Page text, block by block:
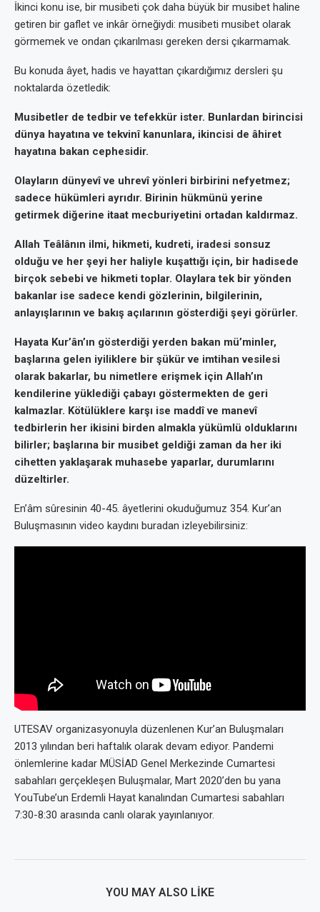
İkinci konu ise, bir musibeti çok daha büyük bir musibet haline
getiren bir gaflet ve inkâr örneğiydi: musibeti musibet olarak
görmemek ve ondan çıkarılması gereken dersi çıkarmamak.
Bu konuda âyet, hadis ve hayattan çıkardığımız dersleri şu
noktalarda özetledik:
Musibetler de tedbir ve tefekkür ister. Bunlardan birincisi
dünya hayatına ve tekvinî kanunlara, ikincisi de âhiret
hayatına bakan cephesidir.
Olayların dünyevî ve uhrevî yönleri birbirini nefyetmez;
sadece hükümleri ayrıdır. Birinin hükmünü yerine
getirmek diğerine itaat mecburiyetini ortadan kaldırmaz.
Allah Teâlânın ilmi, hikmeti, kudreti, iradesi sonsuz
olduğu ve her şeyi her haliyle kuşattığı için, bir hadisede
birçok sebebi ve hikmeti toplar. Olaylara tek bir yönden
bakanlar ise sadece kendi gözlerinin, bilgilerinin,
anlayışlarının ve bakış açılarının gösterdiği şeyi görürler.
Hayata Kur’ân’ın gösterdiği yerden bakan mü’minler,
başlarına gelen iyiliklere bir şükür ve imtihan vesilesi
olarak bakarlar, bu nimetlere erişmek için Allah’ın
kendilerine yüklediği çabayı göstermekten de geri
kalmazlar. Kötülüklere karşı ise maddî ve manevî
tedbirlerin her ikisini birden almakla yükümlü olduklarını
bilirler; başlarına bir musibet geldiği zaman da her iki
cihetten yaklaşarak muhasebe yaparlar, durumlarını
düzeltirler.
En’âm sûresinin 40-45. âyetlerini okuduğumuz 354. Kur’an
Buluşmasının video kaydını buradan izleyebilirsiniz:
UTESAV organizasyonuyla düzenlenen Kur’an Buluşmaları
2013 yılından beri haftalık olarak devam ediyor. Pandemi
önlemlerine kadar MÜSİAD Genel Merkezinde Cumartesi
sabahları gerçekleşen Buluşmalar, Mart 2020’den bu yana
YouTube’un Erdemli Hayat kanalından Cumartesi sabahları
7:30-8:30 arasında canlı olarak yayınlanıyor.
YOU MAY ALSO LIKE